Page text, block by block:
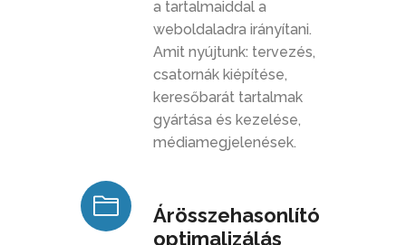
a tartalmaiddal a
weboldaladra irányítani.
Amit nyújtunk: tervezés,
csatornák kiépítése,
keresőbarát tartalmak
gyártása és kezelése,
médiamegjelenések.
Árösszehasonlító
optimalizálás